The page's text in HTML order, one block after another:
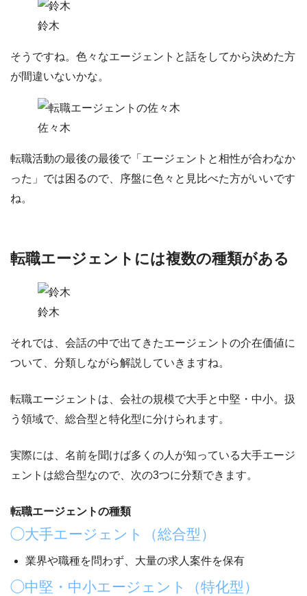
鈴木
そうですね。色々なエージェントと話をしてから決めた方
が間違いないかな。
佐々木
転職活動の最後の最後で「エージェントと相性が合わなか
った」では困るので、序盤に色々と見比べた方がいいです
ね。
転職エージェントには複数の種類がある
鈴木
それでは、会話の中で出てきたエージェントの介在価値に
ついて、分類しながら解説していきますね。
転職エージェントは、会社の規模で大手と中堅・中小。扱
う領域で、 総合型と特化型に分けられます。
実際には、名前を聞けば多くの人が知っている大手エージ
ェントは総合型なので、次の3つに分類できます。
転職エージェントの種類
◯大手エージェント（総合型）
業界や職種を問わず、 大量の求人案件を保有
◯中堅・中小エージェント（特化型）